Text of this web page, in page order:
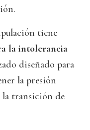
tiene
la intolerancia
diseñado para
la presión
transición de